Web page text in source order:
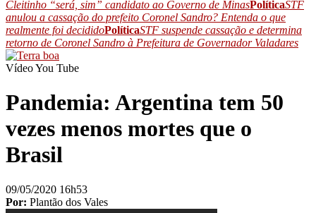
Cleitinho “será, sim” candidato ao Governo de MinasPolíticaSTF
anulou a cassação do prefeito Coronel Sandro? Entenda o que
realmente foi decididoPolíticaSTF suspende cassação e determina
retorno de Coronel Sandro à Prefeitura de Governador Valadares
VídeoYou Tube
Pandemia: Argentina tem 50
vezes menos mortes que o
Brasil
09/05/2020 16h53
Por: Plantão dos Vales